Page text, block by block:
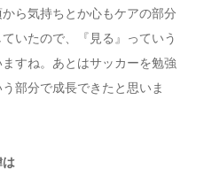
ら気持ちとか心もケアの部分
いたので、『見る』っていう
すね。あとはサッカーを勉強
部分で成長できたと思いま